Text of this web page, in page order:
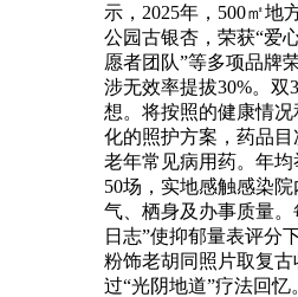
示，2025年，500㎡地
公园古银杏，荣获“爱
愿者团队”等多项品牌
涉无效率提拔30%。双
想。将按照的健康情
化的照护方案，药品目
老年常见病用药。年
50场，实地感触感染
气、栖身及办事质量。
日志”使抑郁量表评分
粉饰老胡同照片取复
过“光阴地道”疗法回